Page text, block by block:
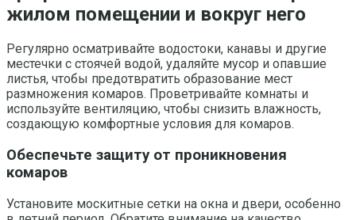
жилом помещении и вокруг него
Регулярно осматривайте водостоки, канавы и другие
местечки с стоячей водой, удаляйте мусор и опавшие
листья, чтобы предотвратить образование мест
размножения комаров. Проветривайте комнаты и
используйте вентиляцию, чтобы снизить влажность,
создающую комфортные условия для комаров.
Обеспечьте защиту от проникновения
комаров
Установите москитные сетки на окна и двери, особенно